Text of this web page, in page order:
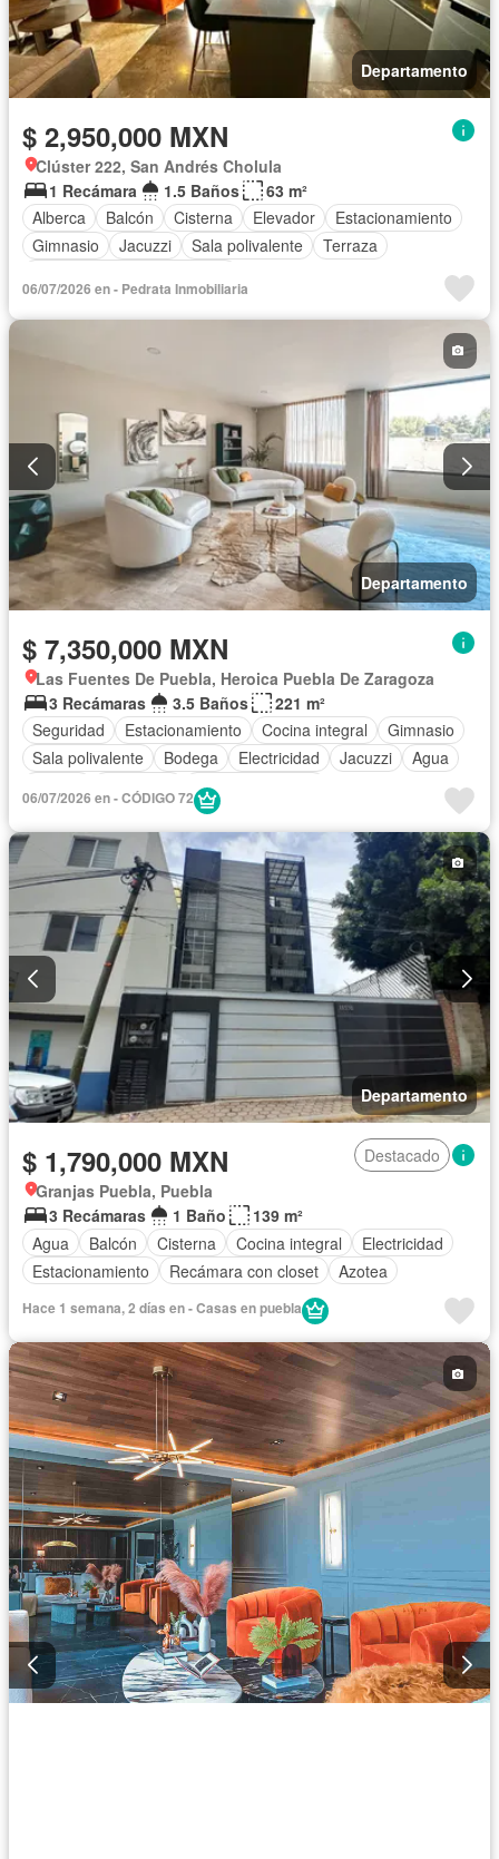
Departamento
$ 2,950,000 MXN
Clúster 222, San Andrés Cholula
1 Recámara
1.5 Baños
63 m²
Alberca
Balcón Cisterna Elevador
Estacionamiento
Gimnasio
Jacuzzi Sala polivalente
Terraza
06/07/2026 en - Pedrata Inmobiliaria
Departamento
$ 7,350,000 MXN
Las Fuentes De Puebla, Heroica Puebla De Zaragoza
3 Recámaras
3.5 Baños
221 m²
Seguridad
Estacionamiento Cocina integral
Gimnasio
Sala polivalente
Bodega Electricidad Jacuzzi
Agua
Despacho
Vista panorámica
Sin amueblar
06/07/2026 en - CÓDIGO 72
Departamento
$ 1,790,000 MXN
Destacado
Granjas Puebla, Puebla
3 Recámaras
1 Baño
139 m²
Agua
Balcón Cisterna Cocina integral
Electricidad
Estacionamiento
Recámara con closet Azotea
Hace 1 semana, 2 días en - Casas en puebla